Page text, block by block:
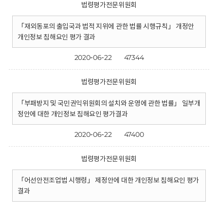
법령평가전문위원회
「재외동포의 출입국과 법적 지위에 관한 법률 시행규칙」 개정안
개인정보 침해요인 평가 결과
2020-06-22 47344
법령평가전문위원회
「부패방지 및 국민권익위원회의 설치와 운영에 관한 법률」 일부개
정안에 대한 개인정보 침해요인 평가결과
2020-06-22 47400
법령평가전문위원회
「어선안전조업법 시행령」 제정안에 대한 개인정보 침해요인 평가
결과